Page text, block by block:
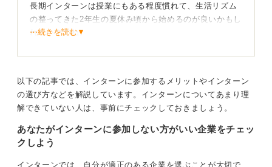
0
長期インターンは授業にもある程度慣れて、生活リズム
の整ってきた2年生の夏休み頃から始めるのが良いかもし
れないですね。
役に立つことは多いです。
しかし、大学の授業やサークル活動との両立となると難
しいこともあるかもしれません。長期インターンは、一
般的には一週間で20時間前後、期間は6ヶ月位働くとい
うことが目安になっています。平日の週に2〜3日をイン
⋯続きを読む▼
以下の記事では、インターンに参加するメリットやインターン
の選び方などを解説しています。インターンについてあまり理
解できていない人は、事前にチェックしておきましょう。
あなたがインターンに参加しない方がいい企業をチェッ
クしよう
インターンでは、自分が適正のある企業を選ぶことが大切で